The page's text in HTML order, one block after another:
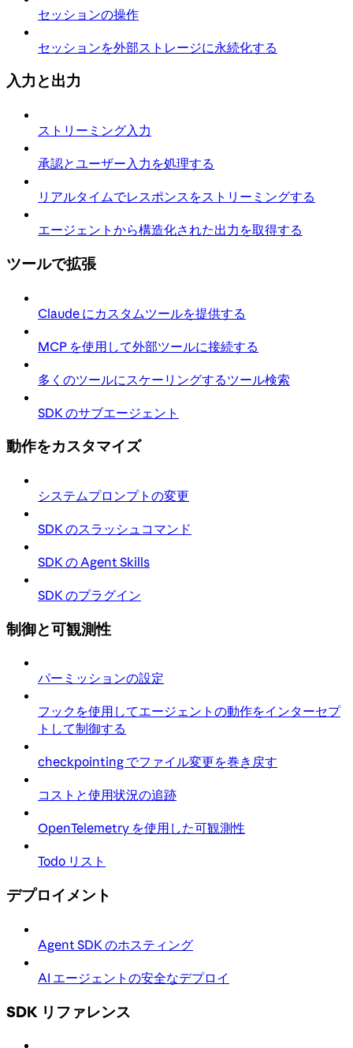
セッションの操作
セッションを外部ストレージに永続化する
入力と出力
ストリーミング入力
承認とユーザー入力を処理する
リアルタイムでレスポンスをストリーミングする
エージェントから構造化された出力を取得する
ツールで拡張
Claude にカスタムツールを提供する
MCP を使用して外部ツールに接続する
多くのツールにスケーリングするツール検索
SDK のサブエージェント
動作をカスタマイズ
システムプロンプトの変更
SDK のスラッシュコマンド
SDK の Agent Skills
SDK のプラグイン
制御と可観測性
パーミッションの設定
フックを使用してエージェントの動作をインターセプ
トして制御する
checkpointing でファイル変更を巻き戻す
コストと使用状況の追跡
OpenTelemetry を使用した可観測性
Todo リスト
デプロイメント
Agent SDK のホスティング
AI エージェントの安全なデプロイ
SDK リファレンス